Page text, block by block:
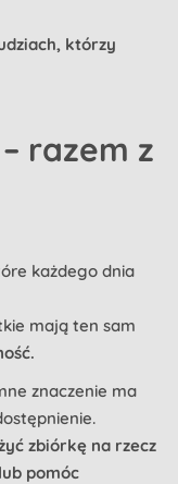
którzy
razem z
każdego dnia
mają ten sam
znaczenie ma
zbiórkę na rzecz
pomóc